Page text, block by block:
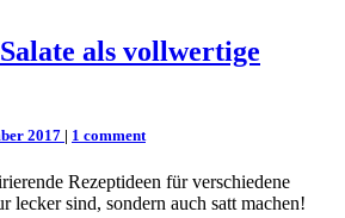
als vollwertige
2017 | Comments
1 comment
Rezeptideen für verschiedene
lecker sind, sondern auch satt machen!